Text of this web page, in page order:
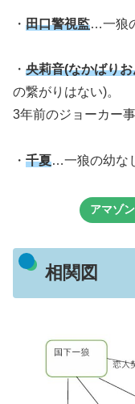
・ 田口警視監…一狼
・ 央莉音(なかばりお
の繋がりはない)。
3年前のジョーカー
・ 千夏…一狼の幼な
アマゾ
相関図